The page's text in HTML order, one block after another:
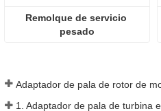
Remolque de servicio
pesado